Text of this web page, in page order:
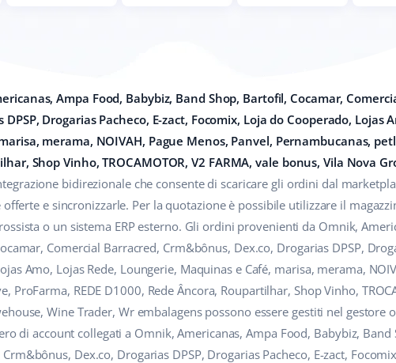
Ampa Food, Babybiz, Band Shop, Bartofil, Cocamar,
Drogarias Pacheco, E-zact, Focomix, Loja do Cooperado, Lojas
merama, NOIVAH, Pague Menos, Panvel, Pernambucanas,
Shop Vinho, TROCAMOTOR, V2 FARMA, vale bonus, Vila Nova
bidirezionale che consente di scaricare gli ordini dal
e sincronizzarle. Per la quotazione è possibile utilizzare il
o un sistema ERP esterno. Gli ordini provenienti da Omnik,
Comercial Barracred, Crm&bônus, Dex.co, Drogarias DPSP,
Amo, Lojas Rede, Loungerie, Maquinas e Café, marisa, merama,
ProFarma, REDE D1000, Rede Âncora, Roupartilhar, Shop Vinho,
Wine Trader, Wr embalagens possono essere gestiti nel gestore
di account collegati a Omnik, Americanas, Ampa Food, Babybiz, Band
Dex.co, Drogarias DPSP, Drogarias Pacheco, E-zact,